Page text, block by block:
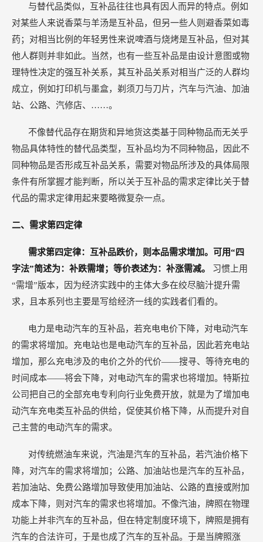
与替代品类似，互补品往往也具有因人而异的特点。例如
对某些人来说香菜与羊汤是互补品，但另一些人则避香菜如毒
药；对相当比例的年轻男性来说啤酒与烧烤是互补品，但对其
他人群则并非如此。当然，也有一些互补品是由设计意图或物
理特性决定的强互补关系，其互补品关系对相当广泛的人群均
成立，例如打印机与墨盒，剃须刀与刀片，汽车与汽油、加油
站、公路、汽修店、……。
不像替代品存在期货和异地货这类基于同种物品而无关乎
物品具体特性的替代品类型，互补品均为不同种物品，因此不
同种物品是否形成互补品关系，需要对物品所涉及的具体局限
条件有所掌握才能判断，所以关于互补品的需求定律比关于替
代品的需求定律用起来要略微复杂一点。
二、需求第四定律
需求第四定律：互补品跌价，则本品需求增加。可用“四
字法”简述为：补跌需增；等价表述为：补涨需减。 习惯上用
“需增”版本，因为经济实践中的主体大多在绞尽脑汁提升需
求，且本系列也主要是写给经济一线的实践者们看的。
电力是电动汽车的互补品，若充电电价下降，对电动汽车
的需求将增加。充电站也是电动汽车的互补品，因此若充电站
增加，那么充电涉及的电价之外的代价——搜寻、等待充电的
时间成本——将会下降，对电动汽车的需求也将增加。特斯拉
公司把自己的全部充电专利向行业免费开放，就是为了增加电
动汽车充电类互补品的供给，促使其价格下降，从而提升对自
己主营的电动汽车的需求。
对传统燃油车来说，汽油是汽车的互补品，若汽油价格下
降，对汽车的需求将增加；公路、加油站也是汽车的互补品，
若加油站、免费公路增加导致使用加油站、公路的直接或附加
成本下降，则对汽车的需求也将增加。不像汽油，牌照在物理
功能上并非汽车的互补品，但在特定制度环境下，牌照是拥有
汽车的合法许可，于是也成了汽车的互补品。于是当牌照涨